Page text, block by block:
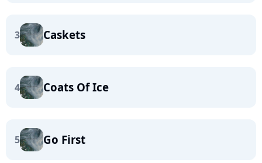
3 Caskets
4 Coats Of Ice
5 Go First